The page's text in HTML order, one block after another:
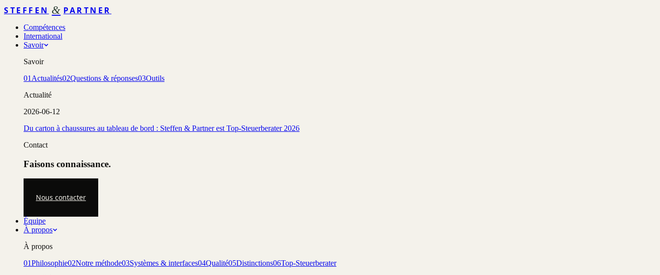
STEFFEN & PARTNER
Compétences
International
Savoir
Savoir
01 Actualités02Questions & réponses03Outils
Actualité
2026-06-12
Du carton à chaussures au tableau de bord : Steffen & Partner est Top-Steuerberater 2026
Contact
Faisons connaissance.
Nous contacter
Équipe
À propos
À propos
01Philosophie02Notre méthode03Systèmes & interfaces04Qualité05Distinctions06Top-Steuerberater